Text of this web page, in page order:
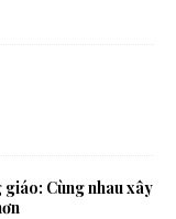
Cùng nhau xây